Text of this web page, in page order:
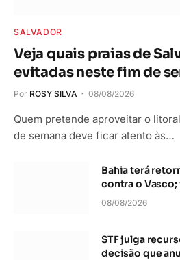
SALVADOR
Veja quais praias de
evitadas neste fim de
Por ROSY SILVA 08/08/2026
Quem pretende aproveitar o
de semana deve ficar atento às…
Bahia terá
contra o
08/08/2026
STF julga
decisão que